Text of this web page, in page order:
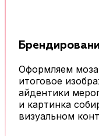
Оформляем
итоговое
айдентики
и картинка
визуальном